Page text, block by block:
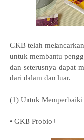
GKB telah
untuk membantu
dan seterusnya dapat
dari dalam dan luar.
(1) Untuk Memperbaiki
• GKB Probio+